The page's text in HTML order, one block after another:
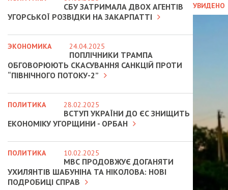
УВИДЕНО
СБУ ЗАТРИМАЛА ДВОХ АГЕНТІВ
УГОРСЬКОЇ РОЗВІДКИ НА ЗАКАРПАТТІ
ЭКОНОМИКА 24.04.2025
ПОПЛІЧНИКИ ТРАМПА
ОБГОВОРЮЮТЬ СКАСУВАННЯ САНКЦІЙ ПРОТИ
“ПІВНІЧНОГО ПОТОКУ-2”
ПОЛИТИКА 28.02.2025
ВСТУП УКРАЇНИ ДО ЄС ЗНИЩИТЬ
ЕКОНОМІКУ УГОРЩИНИ - ОРБАН
ПОЛИТИКА 10.02.2025
МВС ПРОДОВЖУЄ ДОГАНЯТИ
УХИЛЯНТІВ ШАБУНІНА ТА НІКОЛОВА: НОВІ
ПОДРОБИЦІ СПРАВ